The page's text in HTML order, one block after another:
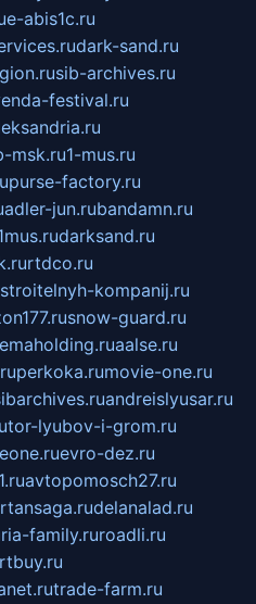
e-abis1c.ru
dark-sand.ru
sib-archives.ru
festival.ru
msk.ru1-mus.ru
purse-factory.ru
adler-jun.rubandamn.ru
darksand.ru
rtdco.ru
kompanij.ru
snow-guard.ru
aalse.ru
perkoka.rumovie-one.ru
andreislyusar.ru
tor-lyubov-i-grom.ru
evro-dez.ru
avtopomosch27.ru
delanalad.ru
family.ruroadli.ru
trade-farm.ru